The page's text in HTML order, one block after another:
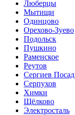
Люберцы
Мытищи
Одинцово
Орехово-Зуево
Подольск
Пушкино
Раменское
Реутов
Сергиев Посад
Серпухов
Химки
Щёлково
Электросталь